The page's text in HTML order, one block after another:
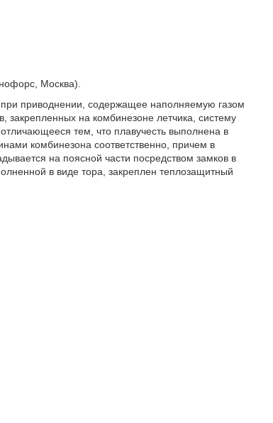
Москва).
приводнении, содержащее наполняемую газом
закрепленных на комбинезоне летчика, систему
тем, что плавучесть выполнена в
комбинезона соответственно, причем в
на поясной части посредством замков в
в виде тора, закреплен теплозащитный